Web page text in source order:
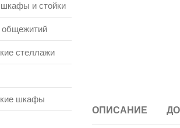
и стойки
стеллажи
шкафы
ОПИСАНИЕ